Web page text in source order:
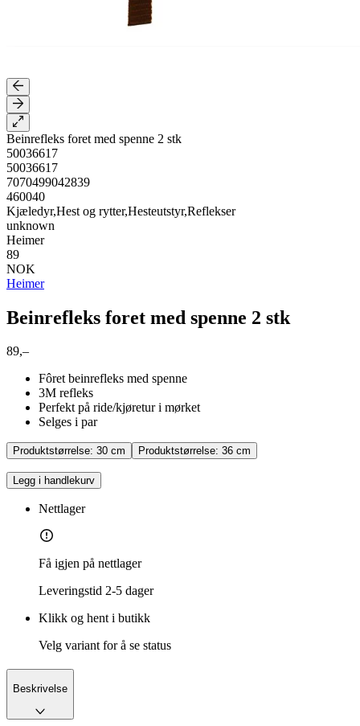
Beinrefleks foret med spenne 2 stk
50036617
50036617
7070499042839
460040
Kjæledyr,Hest og rytter,Hesteutstyr,Reflekser
unknown
Heimer
89
NOK
Heimer
Beinrefleks foret med spenne 2 stk
89,–
Fôret beinrefleks med spenne
3M refleks
Perfekt på ride/kjøretur i mørket
Selges i par
Produktstørrelse: 30 cm Produktstørrelse: 36 cm
Legg i handlekurv
Nettlager
Få igjen på nettlager
Leveringstid 2-5 dager
Klikk og hent i butikk
Velg variant for å se status
Beskrivelse